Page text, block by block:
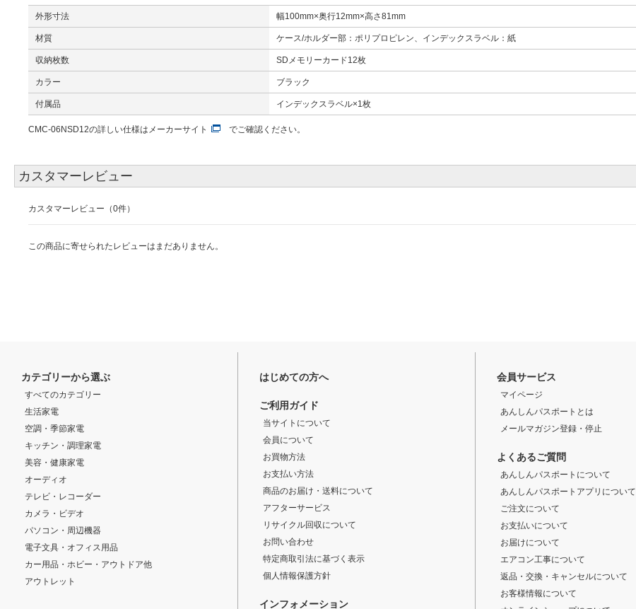
外形寸法 幅100mm×奥行12mm×高さ81mm
材質 ケース/ホルダー部：ポリプロピレン、インデックスラベル：紙
収納枚数 SDメモリーカード12枚
カラー ブラック
付属品 インデックスラベル×1枚
CMC-06NSD12の詳しい仕様は メーカーサイト でご確認ください。
カスタマーレビュー
カスタマーレビュー（0件）
この商品に寄せられたレビューはまだありません。
カテゴリーから選ぶ
すべてのカテゴリー
生活家電
空調・季節家電
キッチン・調理家電
美容・健康家電
オーディオ
テレビ・レコーダー
カメラ・ビデオ
パソコン・周辺機器
電子文具・オフィス用品
カー用品・ホビー・アウトドア他
アウトレット
はじめての方へ
ご利用ガイド
当サイトについて
会員について
お買物方法
お支払い方法
商品のお届け・送料について
アフターサービス
リサイクル回収について
お問い合わせ
特定商取引法に基づく表示
個人情報保護方針
インフォメーション
会員サービス
マイページ
あんしんパスポートとは
メールマガジン登録・停止
よくあるご質問
あんしんパスポートについて
あんしんパスポートアプリについて
ご注文について
お支払いについて
お届けについて
エアコン工事について
返品・交換・キャンセルについて
お客様情報について